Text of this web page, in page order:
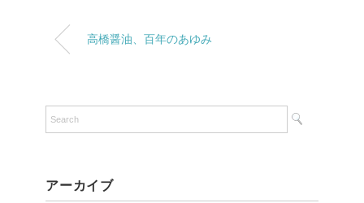
高橋醤油、百年のあゆみ
アーカイブ